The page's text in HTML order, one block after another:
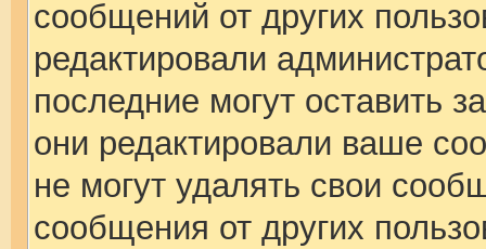
сообщений от других
редактировали
последние могут оставить
они редактировали ваше
не могут удалять свои
сообщения от других